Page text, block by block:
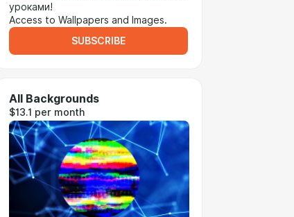
уроками!
Access to Wallpapers and Images.
SUBSCRIBE
All Backgrounds
$13.1 per month